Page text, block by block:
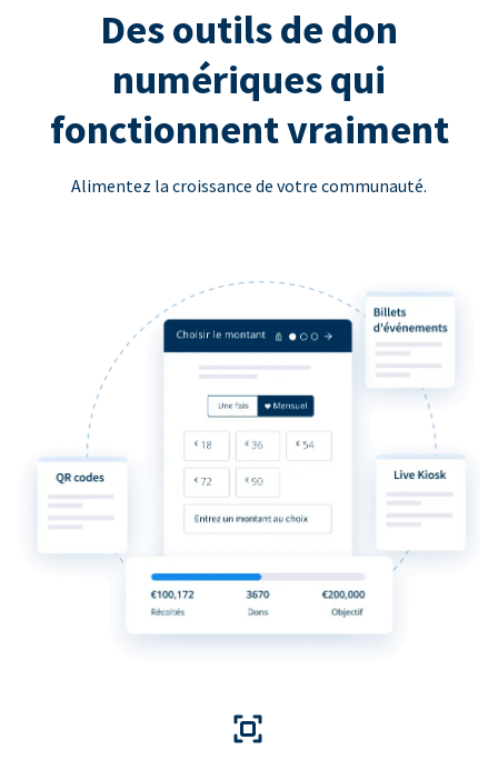
Des outils de don
numériques qui
fonctionnent vraiment
Alimentez la croissance de votre communauté.